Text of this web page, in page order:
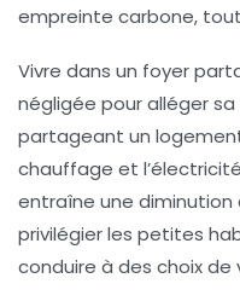
empreinte carbone,
Vivre dans un foyer
négligée pour alléger
partageant un
chauffage et
entraîne une diminution
privilégier les petites
conduire à des choix de